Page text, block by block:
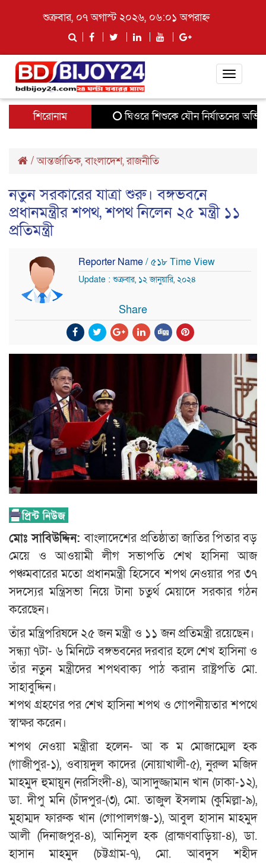
শুক্রবার, ০৭ অগাস্ট ২০২৬, ০৬:০১ অপরাহ্ন
Toggle
শিরোনাম
ঘিওরে শিশুকে যৌন নির্যাতনের
/আন্তর্জাতিক,বাংলাদেশ,রাজনীতি
নতুন সরকারের যাত্রা শুরু। বঙ্গভবনে
প্রধানমন্ত্রীর শপথ, শপথ নিলেন ২৫ মন্ত্রী ১১
প্রতিমন্ত্রী
Reporter Name/ ৫১৮ Time View
Update : শুক্রবার, ১২ জানুয়ারি, ২০২৪
Share
মোঃ সাবিউদ্দিন:বাংলাদেশের প্রতিষ্ঠাতা জাতির পিতার বড়
মেয়ে ও আওয়ামী লীগ সভাপতি শেখ হাসিনা আজ
পঞ্চমবারের মতো প্রধানমন্ত্রী হিসেবে শপথ নেওয়ার পর ৩৭
সদস্যের মন্ত্রিসভা নিয়ে টানা চতুর্থ মেয়াদে সরকার গঠন
করেছেন।
তাঁর মন্ত্রিপরিষদে ২৫ জন মন্ত্রী ও ১১ জন প্রতিমন্ত্রী রয়েছেন।
সন্ধ্যা ৭টা- ৬ মিনিটে বঙ্গভবনের দরবার হলে শেখ হাসিনা ও
তাঁর নতুন মন্ত্রীদের শপথবাক্য পাঠ করান রাষ্ট্রপতি মো.
সাহাবুদ্দিন।
শপথ গ্রহণের পর শেখ হাসিনা শপথ ও গোপনীয়তার শপথে
স্বাক্ষর করেন।
শপথ নেওয়া মন্ত্রীরা হলেন- আ ক ম মোজাম্মেল হক
(গাজীপুর-১), ওবায়দুল কাদের (নোয়াখালী-৫), নুরুল মজিদ
মাহমুদ হুমায়ুন (নরসিংদী-৪), আসাদুজ্জামান খান (ঢাকা-১২),
ডা. দীপু মনি (চাঁদপুর-(৩), মো. তাজুল ইসলাম (কুমিল্লা-৯),
মুহাম্মদ ফারুক খান (গোপালগঞ্জ-১), আবুল হাসান মাহমুদ
আলী (দিনাজপুর-৪), আনিসুল হক (ব্রাহ্মণবাড়িয়া-৪), ডা.
হাসান মাহমুদ (চট্টগ্রাম-৭), মো. আবদুস শহীদ